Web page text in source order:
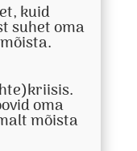
kuid
suhet oma
oma
mõista